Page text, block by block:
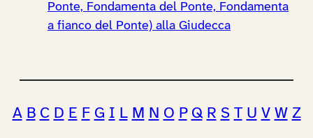
Ponte, Fondamenta del Ponte, Fondamenta
a fianco del Ponte) alla Giudecca
A B C D E F G I L M N O P Q R S T U V W Z